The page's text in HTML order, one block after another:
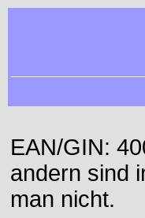
EAN/GIN:
andern sind
man nicht.